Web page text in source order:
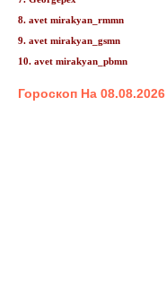
8. avet mirakyan_rmmn
9. avet mirakyan_gsmn
10. avet mirakyan_pbmn
Гороскоп На 08.08.2026